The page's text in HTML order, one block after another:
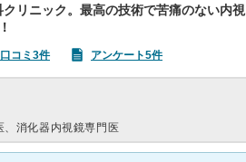
リニック。最高の技術で苦痛のない内視
口コミ3件 アンケート5件
、消化器内視鏡専門医